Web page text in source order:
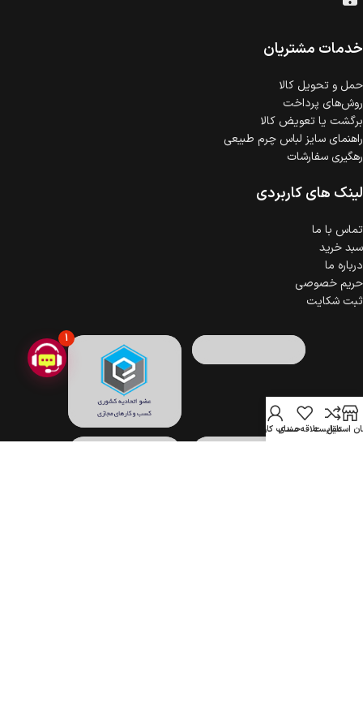
است.
گارانتی معتبر برای تمامی محصولات ارائه می‌شود.
خدمات مشتریان
حمل‌ و تحویل کالا
روش‌های پرداخت
برگشت یا تعویض کالا
راهنمای سایز لباس چرم طبیعی
رهگیری سفارشات
لینک های کاربردی
تماس با ما
سبد خرید
درباره ما
حریم خصوصی
ثبت شکایت
استایلمقایسهعلاقه مندی
حساب کاربری
1